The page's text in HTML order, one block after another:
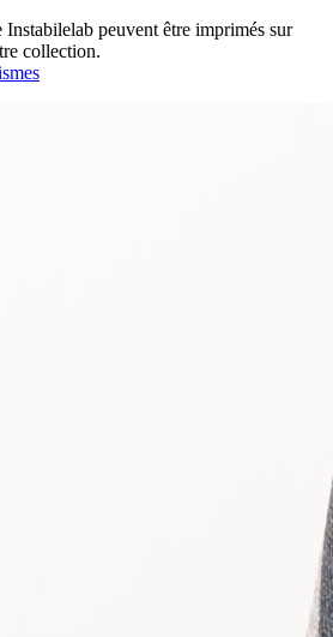
peuvent être imprimés sur
collection.